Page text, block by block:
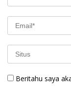
Beritahu saya